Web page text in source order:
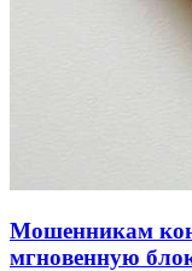
Фестиваль
11–13 сентября
Мошенникам
мгновенную